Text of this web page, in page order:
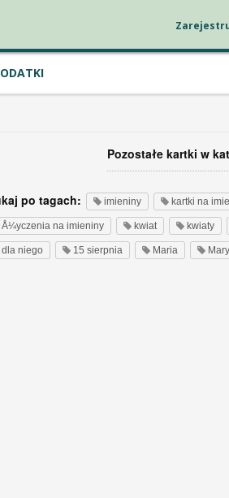
Pozostałe kartki w
po tagach: imieniny kartki na
Å¼yczenia na imieniny kwiat kwiaty
dla niego 15 sierpnia Maria